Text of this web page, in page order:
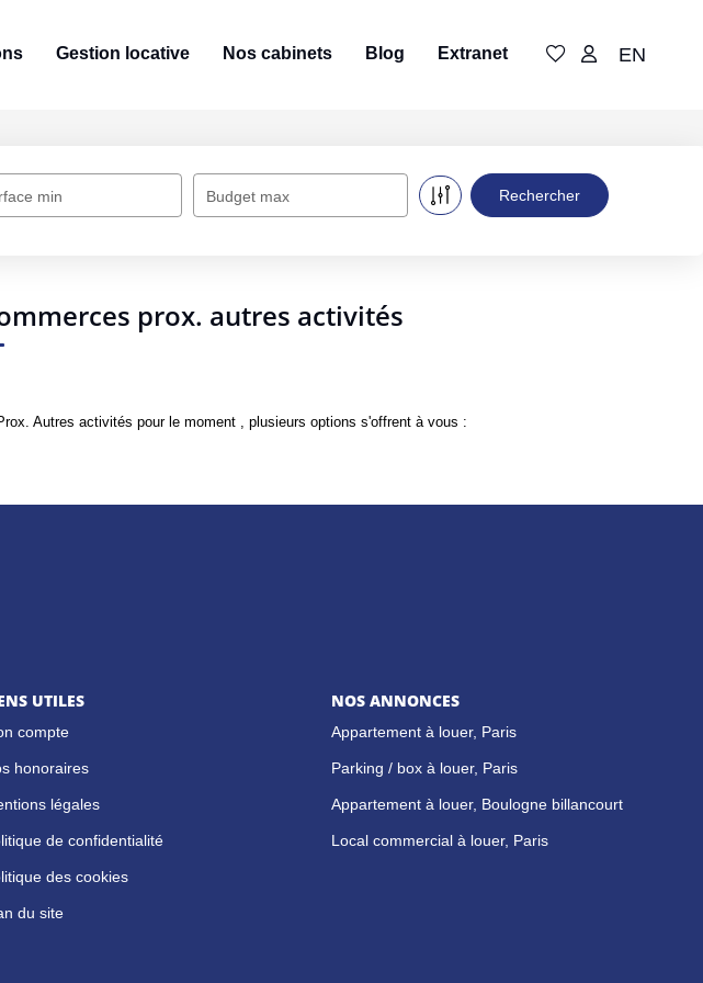
Gestion locative Nos cabinets Blog Extranet EN
min Budget max
prox. autres activités
Autres activités pour le moment , plusieurs options s'offrent à vous :
UTILES
compte
honoraires
légales
de confidentialité
des cookies
du site
NOS ANNONCES
Appartement à louer, Paris
Parking / box à louer, Paris
Appartement à louer, Boulogne billancourt
Local commercial à louer, Paris